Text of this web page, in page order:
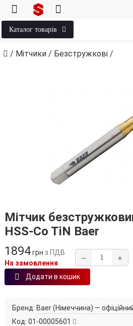
Каталог товарів
/ Мітчики / Безстружкові /
Мітчик
HSS‑Co TiN Baer
1894грн з ПДВ
На замовлення
− +
Додати в кошик
Бренд: Baer (Німеччина) —
Код: 01-00005601